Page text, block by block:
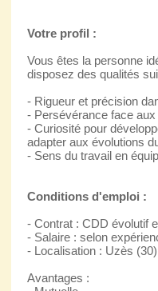
Votre profil :
Vous êtes la personne
disposez des qualités
- Rigueur et précision
- Persévérance face
- Curiosité pour
adapter aux évolutions
- Sens du travail en
Conditions d'emploi :
- Contrat : CDD évolutif
- Salaire : selon
- Localisation : Uzès (30)
Avantages :